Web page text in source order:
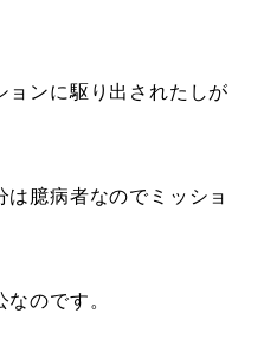
ョンに駆り出されたしが
は臆病者なのでミッショ
のです。